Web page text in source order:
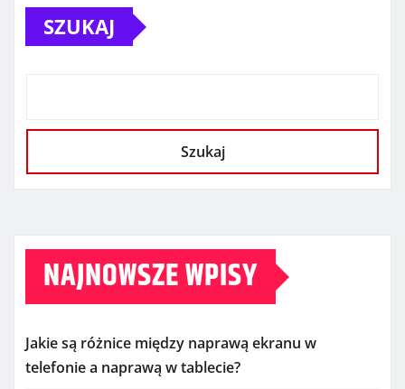
SZUKAJ
Szukaj
NAJNOWSZE WPISY
Jakie są różnice między naprawą ekranu w
telefonie a naprawą w tablecie?